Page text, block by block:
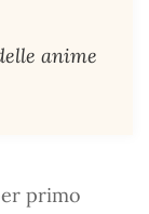
anime
primo